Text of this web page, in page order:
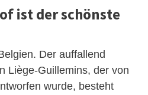
ist der schönste
Der auffallend
Liège-Guillemins, der von
wurde, besteht